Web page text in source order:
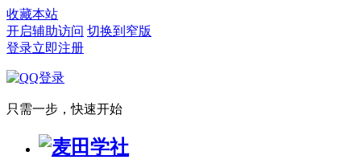
收藏本站
开启辅助访问 切换到窄版
登录立即注册
只需一步，快速开始